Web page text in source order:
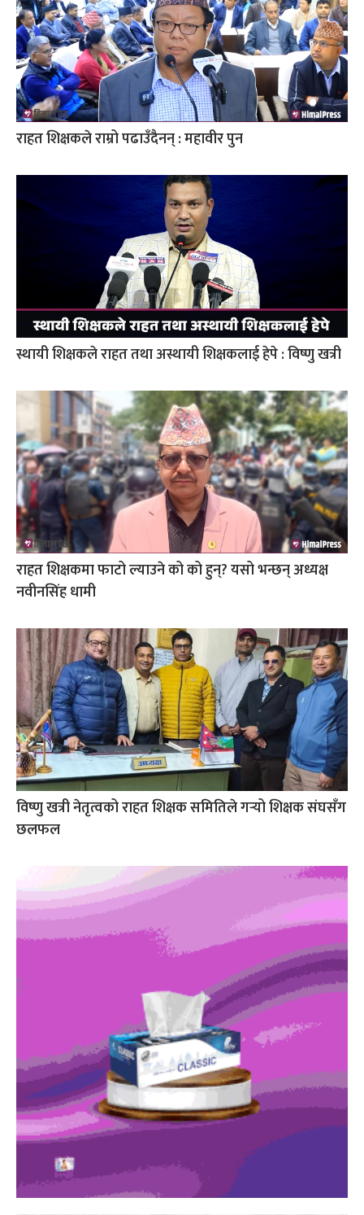
राहत शिक्षकले राम्रो पढाउँदैनन् : महावीर पुन
स्थायी शिक्षकले राहत तथा अस्थायी शिक्षकलाई हेपे : विष्णु खत्री
राहत शिक्षकमा फाटो ल्याउने को को हुन्? यसो भन्छन् अध्यक्ष
नवीनसिंह धामी
विष्णु खत्री नेतृत्वको राहत शिक्षक समितिले गर्‍यो शिक्षक संघसँग
छलफल